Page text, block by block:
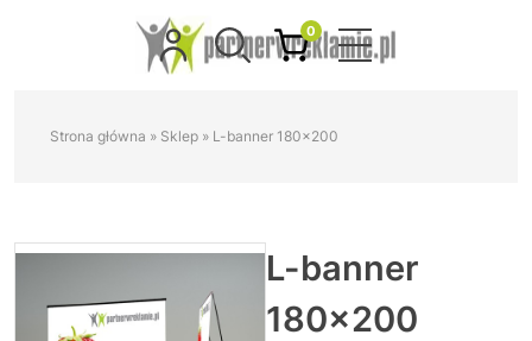
0
Strona główna » Sklep » L-banner 180×200
L-banner
180×200